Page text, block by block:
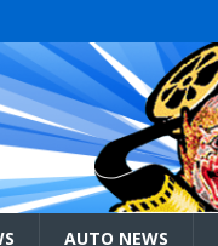
AUTO NEWS